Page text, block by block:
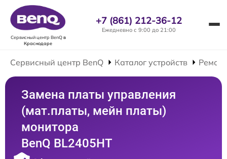
Сервисный центр BenQв
Краснодаре
+7 (861) 212-36-12
Ежедневно с 9:00 до 21:00
Сервисный центр BenQ Каталог устройств
Замена платы управления
(мат.платы, мейн платы)
монитора
BenQ BL2405HT